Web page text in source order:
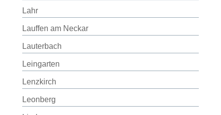
Lahr
Lauffen am Neckar
Lauterbach
Leingarten
Lenzkirch
Leonberg